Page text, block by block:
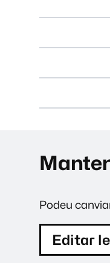
Podeu
Editar